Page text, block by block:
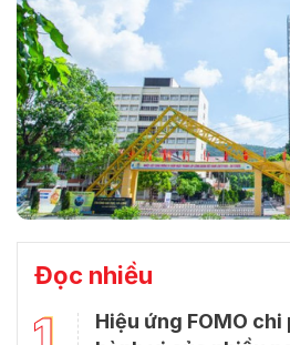
Đọc nhiều
Hiệu ứng FOMO chi